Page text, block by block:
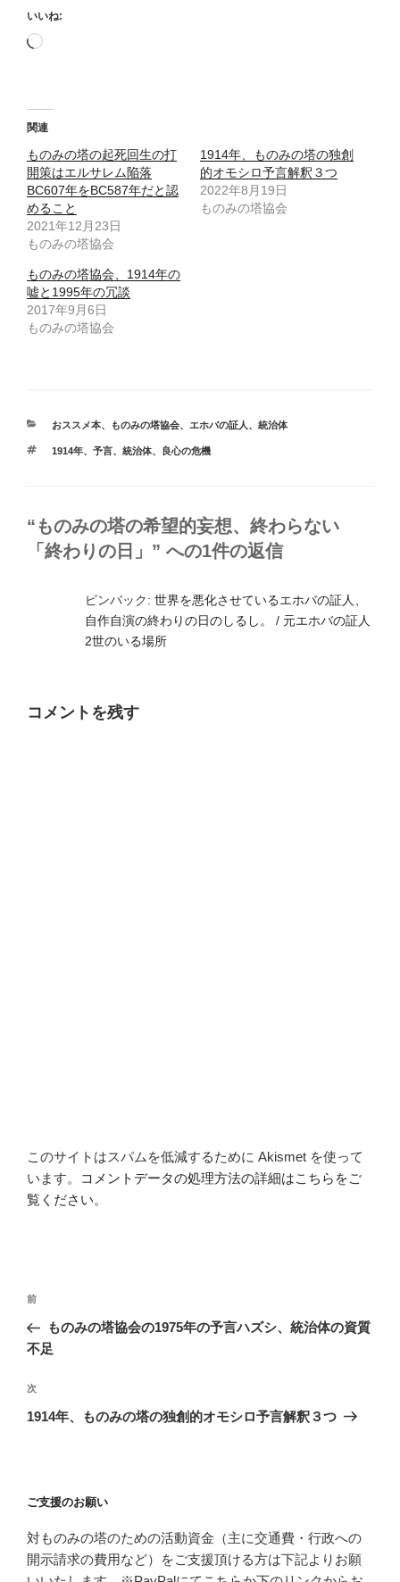
いいね:
読
み
中…
関連
ものみの塔の起死回生の打
開策はエルサレム陥落
BC607年をBC587年だと認
めること
2021年12月23日
ものみの塔協会
1914年、ものみの塔の独創
的オモシロ予言解釈３つ
2022年8月19日
ものみの塔協会
ものみの塔協会、1914年の
嘘と1995年の冗談
2017年9月6日
ものみの塔協会
カ
ゴ
おススメ本、 ものみの塔協会、 エホバの証人 、 統治体
タ
1914年、 予言、 統治体、 良心の危機
“ものみの塔の希望的妄想、終わらない
「終わりの日」” への1件の返信
ピンバック: 世界を悪化させているエホバの証人、
自作自演の終わりの日のしるし。 / 元エホバの証人
2世のいる場所
コメントを残す
このサイトはスパムを低減するために Akismet を使って
います。
コメントデータの処理方法の詳細はこちらをご
覧ください。
投
ナ
ゲ
ー
前
の
投
前
ものみの塔協会の1975年の予言ハズシ、統治体の資質
不足
次
の
次
1914年、ものみの塔の独創的オモシロ予言解釈３つ
ご支援のお願い
対ものみの塔のための活動資金（主に交通費・行政への
開示請求の費用など）をご支援頂ける方は下記よりお願